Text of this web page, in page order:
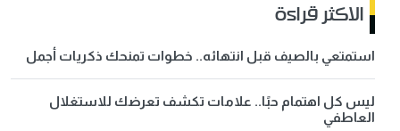
الاكثر قراءة
استمتعي بالصيف قبل انتهائه.. خطوات تمنحك ذكريات أجمل
ليس كل اهتمام حبًا.. علامات تكشف تعرضك للاستغلال
العاطفي